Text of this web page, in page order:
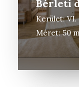
Bérleti
Kerület: VI.
Méret: 50